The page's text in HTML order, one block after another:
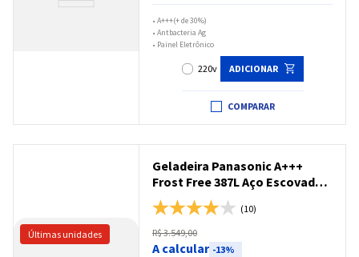
• A+++(+ de 30%)
• Antbacteria Ag
• Painel Eletrônico
COMPARAR
220v ADICIONAR
Geladeira Panasonic A+++
Frost Free 387L Aço Escovado -
NR-BT41PD1X
(10)
R$3.549,00
A calcular -13%